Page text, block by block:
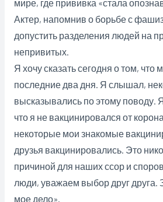
мире, где прививка «стала
Актер, напомнив о борьбес
допустить разделения людей на
непривитых.
Я хочу сказать сегодня о том, что
последние два дня. Я слышал,
высказывались по этому поводу.
что я не вакцинировался от
некоторые мои знакомые
друзья вакцинировались. Это
причиной для наших ссор и
люди, уважаем выбор друг друга.
мое дело».